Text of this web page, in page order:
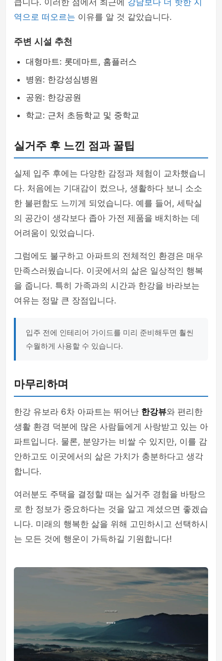
큽니다. 이러한 점에서 최근에 강남보다 더 핫한 지
역으로 떠오르는 이유를 알 것 같았습니다.
주변 시설 추천
대형마트: 롯데마트, 홈플러스
병원: 한강성심병원
공원: 한강공원
학교: 근처 초등학교 및 중학교
실거주 후 느낀 점과 꿀팁
실제 입주 후에는 다양한 감정과 체험이 교차했습니
다. 처음에는 기대감이 컸으나, 생활하다 보니 소소
한 불편함도 느끼게 되었습니다. 예를 들어, 세탁실
의 공간이 생각보다 좁아 가전 제품을 배치하는 데
어려움이 있었습니다.
그럼에도 불구하고 아파트의 전체적인 환경은 매우
만족스러웠습니다. 이곳에서의 삶은 일상적인 행복
을 줍니다. 특히 가족과의 시간과 한강을 바라보는
여유는 정말 큰 장점입니다.
입주 전에 인테리어 가이드를 미리 준비해두면 훨씬
수월하게 사용할 수 있습니다.
마무리하며
한강 유보라 6차 아파트는 뛰어난 한강뷰와 편리한
생활 환경 덕분에 많은 사람들에게 사랑받고 있는 아
파트입니다. 물론, 분양가는 비쌀 수 있지만, 이를 감
안하고도 이곳에서의 삶은 가치가 충분하다고 생각
합니다.
여러분도 주택을 결정할 때는 실거주 경험을 바탕으
로 한 정보가 중요하다는 것을 알고 계셨으면 좋겠습
니다. 미래의 행복한 삶을 위해 고민하시고 선택하시
는 모든 것에 행운이 가득하길 기원합니다!